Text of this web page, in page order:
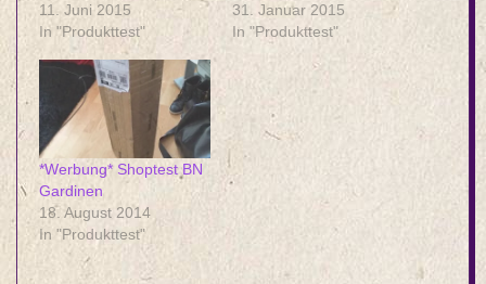
11. Juni 2015
In "Produkttest"
31. Januar 2015
In "Produkttest"
*Werbung* Shoptest BN
Gardinen
18. August 2014
In "Produkttest"